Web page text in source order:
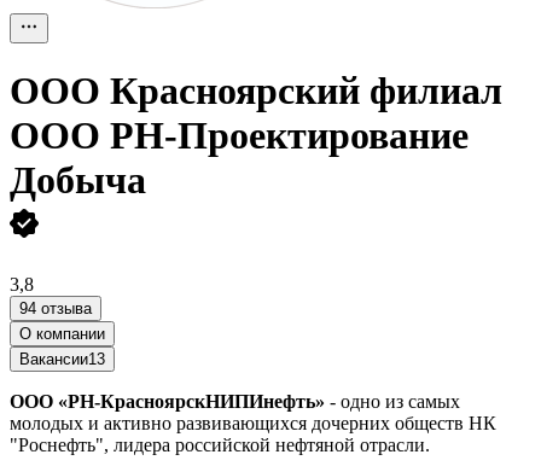
ООО Красноярский филиал
ООО РН-Проектирование
Добыча
3,8
94 отзыва
О компании
Вакансии13
ООО «РН-КрасноярскНИПИнефть» - одно из самых
молодых и активно развивающихся дочерних обществ НК
"Роснефть", лидера российской нефтяной отрасли.